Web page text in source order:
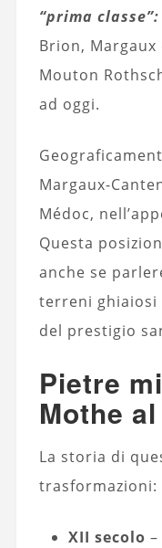
“prima classe”:
Brion, Margaux
Mouton
ad oggi.
Margaux-
Médoc,
Questa
anche se
terreni ghiaiosi
del prestigio
Pietre
Mothe
La storia di
trasformazioni:
XII secolo